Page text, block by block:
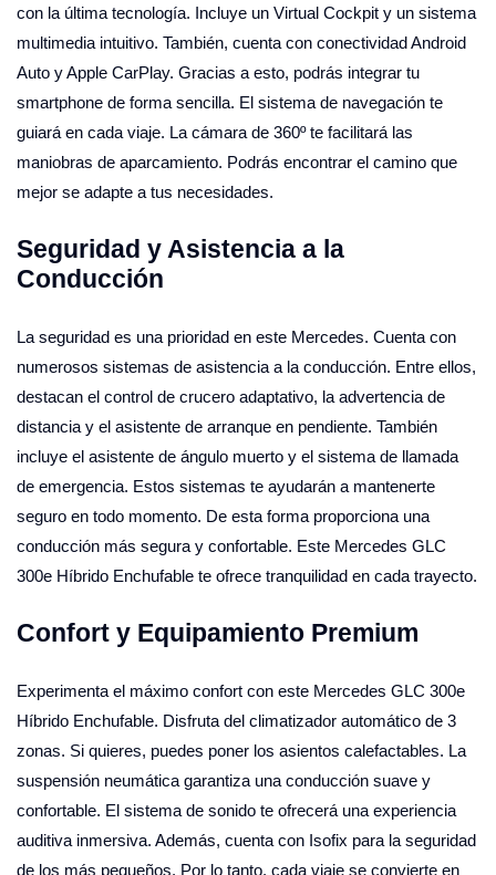
con la última tecnología. Incluye un Virtual Cockpit y un sistema
multimedia intuitivo. También, cuenta con conectividad Android
Auto y Apple CarPlay. Gracias a esto, podrás integrar tu
smartphone de forma sencilla. El sistema de navegación te
guiará en cada viaje. La cámara de 360º te facilitará las
maniobras de aparcamiento. Podrás encontrar el camino que
mejor se adapte a tus necesidades.
Seguridad y Asistencia a la
Conducción
La seguridad es una prioridad en este Mercedes. Cuenta con
numerosos sistemas de asistencia a la conducción. Entre ellos,
destacan el control de crucero adaptativo, la advertencia de
distancia y el asistente de arranque en pendiente. También
incluye el asistente de ángulo muerto y el sistema de llamada
de emergencia. Estos sistemas te ayudarán a mantenerte
seguro en todo momento. De esta forma proporciona una
conducción más segura y confortable. Este Mercedes GLC
300e Híbrido Enchufable te ofrece tranquilidad en cada trayecto.
Confort y Equipamiento Premium
Experimenta el máximo confort con este Mercedes GLC 300e
Híbrido Enchufable. Disfruta del climatizador automático de 3
zonas. Si quieres, puedes poner los asientos calefactables. La
suspensión neumática garantiza una conducción suave y
confortable. El sistema de sonido te ofrecerá una experiencia
auditiva inmersiva. Además, cuenta con Isofix para la seguridad
de los más pequeños. Por lo tanto, cada viaje se convierte en